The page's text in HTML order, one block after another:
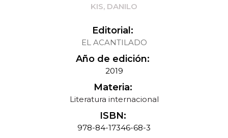
KIS, DANILO
Editorial:
EL ACANTILADO
Año de edición:
2019
Materia:
Literatura internacional
ISBN:
978-84-17346-68-3